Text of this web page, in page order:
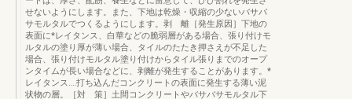
せないようにします。また、下地は乾燥・収縮の少ないバサバ
サモルタルでつくるようにします。剥 離［発生原因］下地の
表面に*レイタンス、白華などの脆弱層がある場合、張り付けモ
ルタルの塗り厚が薄い場合、タイルのたたき押さえが不足した
場合、張り付けモルタル塗り付けからタイル張りまでのオープ
ンタイムが長い場合などに、剥離が発生することがあります。*
レイタンス‥‥打ち込んだコンクリートの表面に発生する薄い泥
状物の層。［対 策］土間コンクリートやバサバサモルタル下